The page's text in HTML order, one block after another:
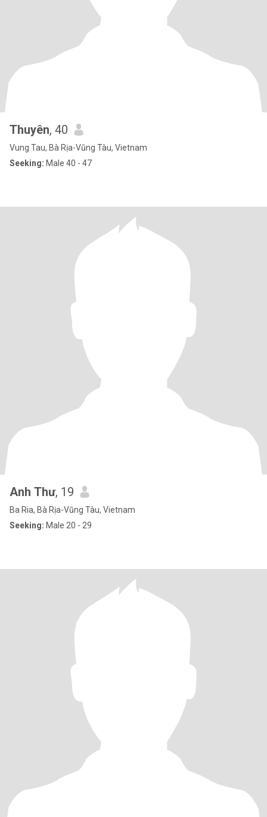
Thuyên, 40
Vung Tau, Bà Rịa-Vũng Tàu, Vietnam
Seeking: Male 40 - 47
Anh Thư, 19
Ba Ria, Bà Rịa-Vũng Tàu, Vietnam
Seeking: Male 20 - 29